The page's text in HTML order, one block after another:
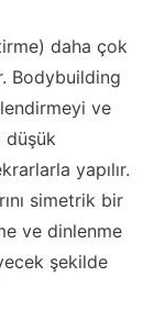
daha çok
Bodybuilding
ve
düşük
yapılır.
simetrik bir
ve dinlenme
şekilde